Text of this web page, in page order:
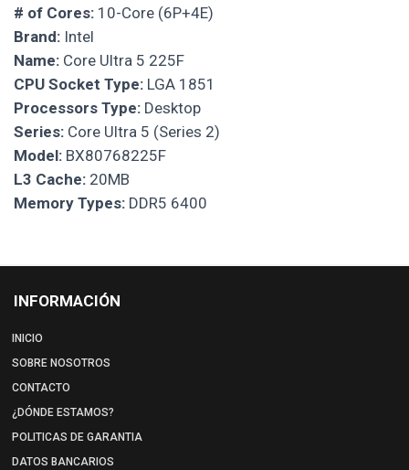
# of Cores: 10-Core (6P+4E)
Brand: Intel
Name: Core Ultra 5 225F
CPU Socket Type: LGA 1851
Processors Type: Desktop
Series: Core Ultra 5 (Series 2)
Model: BX80768225F
L3 Cache: 20MB
Memory Types: DDR5 6400
INFORMACIÓN
INICIO
SOBRE NOSOTROS
CONTACTO
¿DÓNDE ESTAMOS?
POLITICAS DE GARANTIA
DATOS BANCARIOS